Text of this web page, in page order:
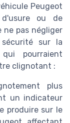
Peugeot
ou de
pas négliger
sur la
pourraient
clignotant :
plus
un indicateur
produire sur le